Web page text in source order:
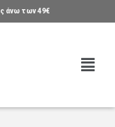
άνω των 49€